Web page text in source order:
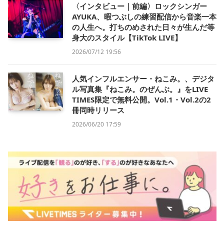
〈インタビュー｜前編〉ロックシンガー
AYUKA、暇つぶしの練習配信から音楽一本
の人生へ。打ちのめされた日々が生んだ等
身大のスタイル【TikTok LIVE】
2026/07/12 19:56
人気インフルエンサー・ねこみ。、デジタ
ル写真集『ねこみ。のぜんぶ。』をLIVE
TIMES限定で無料公開。Vol.1・Vol.2の2
冊同時リリース
2026/06/20 17:59